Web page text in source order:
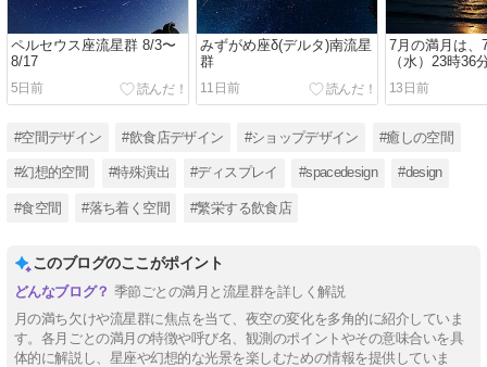
ペルセウス座流星群 8/3〜
8/17
5日前
みずがめ座δ(デルタ)南流星
群
11日前
7月の満月は、
（水）23時36
13日前
#空間デザイン #飲食店デザイン #ショップデザイン #癒しの空間
#幻想的空間 #特殊演出 #ディスプレイ #spacedesign #design
#食空間 #落ち着く空間 #繁栄する飲食店
このブログのここがポイント
季節ごとの満月と流星群を詳しく解説
月の満ち欠けや流星群に焦点を当て、夜空の変化を多角的に紹介していま
す。各月ごとの満月の特徴や呼び名、観測のポイントやその意味合いを具
体的に解説し、星座や幻想的な光景を楽しむための情報を提供していま